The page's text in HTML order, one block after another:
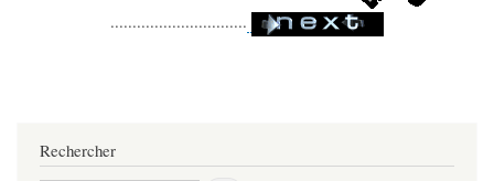
...............................
Rechercher